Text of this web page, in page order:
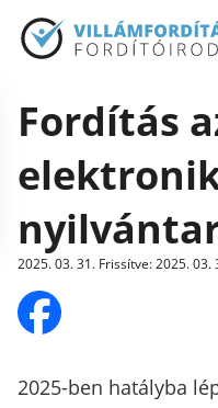
Fordítás
2025. 03. 31. Frissítve:2025. 03.
2025-ben hatályba